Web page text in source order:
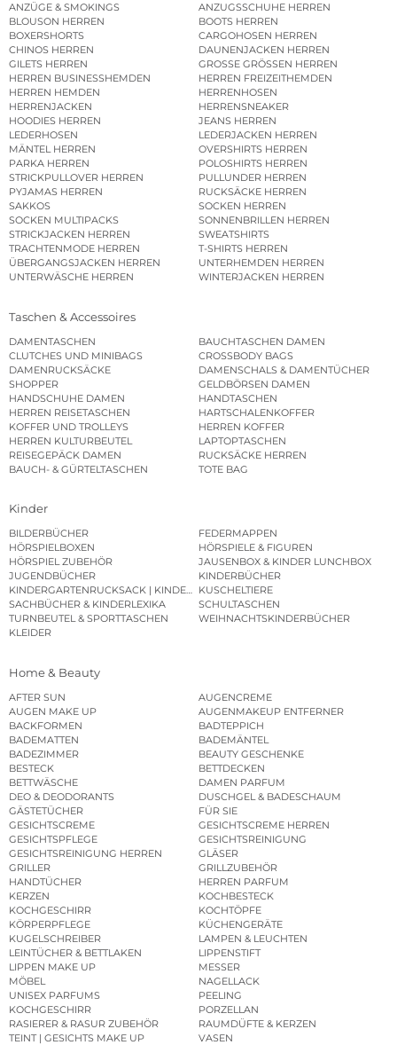
ANZÜGE & SMOKINGS
ANZUGSSCHUHE HERREN
BLOUSON HERREN
BOOTS HERREN
BOXERSHORTS
CARGOHOSEN HERREN
CHINOS HERREN
DAUNENJACKEN HERREN
GILETS HERREN
GROSSE GRÖSSEN HERREN
HERREN BUSINESSHEMDEN
HERREN FREIZEITHEMDEN
HERREN HEMDEN
HERRENHOSEN
HERRENJACKEN
HERRENSNEAKER
HOODIES HERREN
JEANS HERREN
LEDERHOSEN
LEDERJACKEN HERREN
MÄNTEL HERREN
OVERSHIRTS HERREN
PARKA HERREN
POLOSHIRTS HERREN
STRICKPULLOVER HERREN
PULLUNDER HERREN
PYJAMAS HERREN
RUCKSÄCKE HERREN
SAKKOS
SOCKEN HERREN
SOCKEN MULTIPACKS
SONNENBRILLEN HERREN
STRICKJACKEN HERREN
SWEATSHIRTS
TRACHTENMODE HERREN
T-SHIRTS HERREN
ÜBERGANGSJACKEN HERREN
UNTERHEMDEN HERREN
UNTERWÄSCHE HERREN
WINTERJACKEN HERREN
Taschen & Accessoires
DAMENTASCHEN
BAUCHTASCHEN DAMEN
CLUTCHES UND MINIBAGS
CROSSBODY BAGS
DAMENRUCKSÄCKE
DAMENSCHALS & DAMENTÜCHER
SHOPPER
GELDBÖRSEN DAMEN
HANDSCHUHE DAMEN
HANDTASCHEN
HERREN REISETASCHEN
HARTSCHALENKOFFER
KOFFER UND TROLLEYS
HERREN KOFFER
HERREN KULTURBEUTEL
LAPTOPTASCHEN
REISEGEPÄCK DAMEN
RUCKSÄCKE HERREN
BAUCH- & GÜRTELTASCHEN
TOTE BAG
Kinder
BILDERBÜCHER
FEDERMAPPEN
HÖRSPIELBOXEN
HÖRSPIELE & FIGUREN
HÖRSPIEL ZUBEHÖR
JAUSENBOX & KINDER LUNCHBOX
JUGENDBÜCHER
KINDERBÜCHER
KINDERGARTENRUCKSACK | KINDERGARTENBEUTEL
KUSCHELTIERE
SACHBÜCHER & KINDERLEXIKA
SCHULTASCHEN
TURNBEUTEL & SPORTTASCHEN
WEIHNACHTSKINDERBÜCHER
KLEIDER
Home & Beauty
AFTER SUN
AUGENCREME
AUGEN MAKE UP
AUGENMAKEUP ENTFERNER
BACKFORMEN
BADTEPPICH
BADEMATTEN
BADEMÄNTEL
BADEZIMMER
BEAUTY GESCHENKE
BESTECK
BETTDECKEN
BETTWÄSCHE
DAMEN PARFUM
DEO & DEODORANTS
DUSCHGEL & BADESCHAUM
GÄSTETÜCHER
FÜR SIE
GESICHTSCREME
GESICHTSCREME HERREN
GESICHTSPFLEGE
GESICHTSREINIGUNG
GESICHTSREINIGUNG HERREN
GLÄSER
GRILLER
GRILLZUBEHÖR
HANDTÜCHER
HERREN PARFUM
KERZEN
KOCHBESTECK
KOCHGESCHIRR
KOCHTÖPFE
KÖRPERPFLEGE
KÜCHENGERÄTE
KUGELSCHREIBER
LAMPEN & LEUCHTEN
LEINTÜCHER & BETTLAKEN
LIPPENSTIFT
LIPPEN MAKE UP
MESSER
MÖBEL
NAGELLACK
UNISEX PARFUMS
PEELING
KOCHGESCHIRR
PORZELLAN
RASIERER & RASUR ZUBEHÖR
RAUMDÜFTE & KERZEN
TEINT | GESICHTS MAKE UP
VASEN